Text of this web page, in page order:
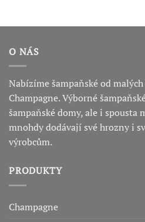
O NÁS
Nabízíme šampaňské od
Champagne. Výborné
šampaňské domy, ale i spousta
mnohdy dodávají své hrozny i
výrobcům.
PRODUKTY
Champagne